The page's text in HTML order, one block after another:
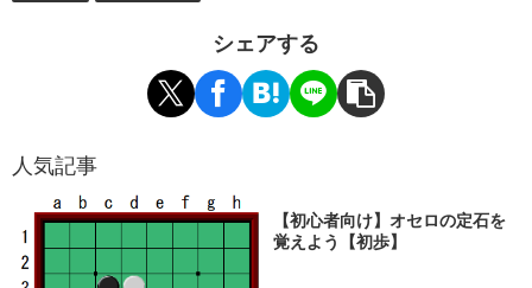
シェアする
人気記事
【初心者向け】オセロの定石を
覚えよう【初歩】